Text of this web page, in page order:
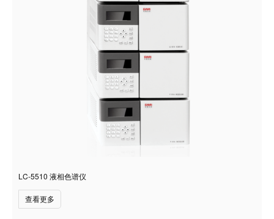
LC-5510 液相色谱仪
查看更多